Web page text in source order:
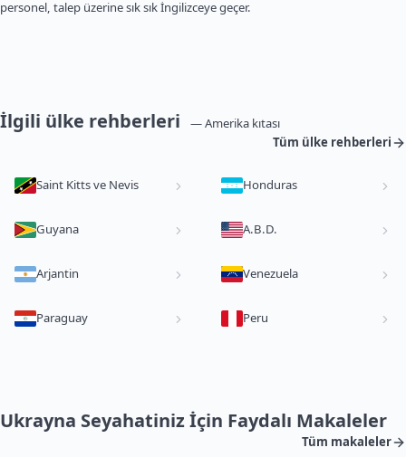
personel, talep üzerine sık sık İngilizceye geçer.
İlgili ülke rehberleri
— Amerika kıtası
Tüm ülke rehberleri
Saint Kitts ve Nevis Honduras
Guyana A.B.D.
Arjantin Venezuela
Paraguay Peru
Ukrayna Seyahatiniz İçin Faydalı Makaleler
Tüm makaleler